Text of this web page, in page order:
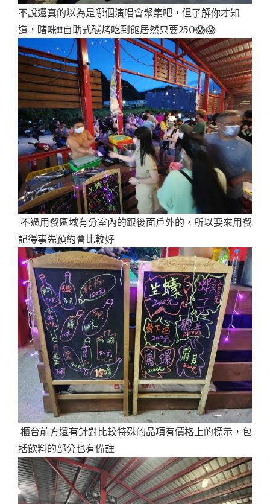
不說還真的以為是哪個演唱會聚集吧，但了解你才知
道，瞎咪❗❗自助式碳烤吃到飽居然只要250😱😱
不過用餐區域有分室內的跟後面戶外的，所以要來用餐
記得事先預約會比較好
櫃台前方還有針對比較特殊的品項有價格上的標示，包
括飲料的部分也有備註